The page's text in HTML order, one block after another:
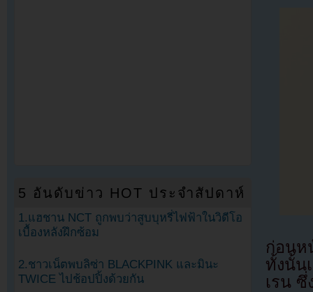
ก่อนห
ทั้งนั้น
เรน
5 อันดับข่าว HOT ประจำสัปดาห์
1.แฮชาน NCT ถูกพบว่าสูบบุหรี่ไฟฟ้าในวิดีโอ
เบื้องหลังฝึกซ้อม
2.ชาวเน็ตพบลิซ่า BLACKPINK และมินะ
TWICE ไปช้อปปิ้งด้วยกัน